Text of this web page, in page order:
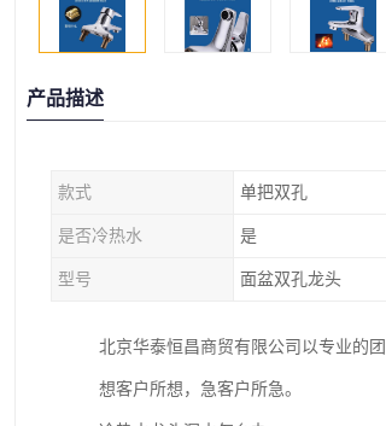
产品描述
款式 单把双孔
是否冷热水 是
型号 面盆双孔龙头
北京华泰恒昌商贸有限公司以专业的
想客户所想，急客户所急。